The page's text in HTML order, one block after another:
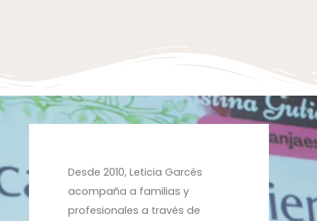
Desde 2010, Leticia Garcés
acompaña a familias y
profesionales a través de